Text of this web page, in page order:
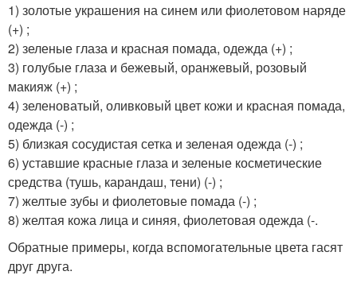
1) золотые украшения на синем или фиолетовом наряде
(+) ;
2) зеленые глаза и красная помада, одежда (+) ;
3) голубые глаза и бежевый, оранжевый, розовый
макияж (+) ;
4) зеленоватый, оливковый цвет кожи и красная помада,
одежда (-) ;
5) близкая сосудистая сетка и зеленая одежда (-) ;
6) уставшие красные глаза и зеленые косметические
средства (тушь, карандаш, тени) (-) ;
7) желтые зубы и фиолетовые помада (-) ;
8) желтая кожа лица и синяя, фиолетовая одежда (-.
Обратные примеры, когда вспомогательные цвета гасят
друг друга.